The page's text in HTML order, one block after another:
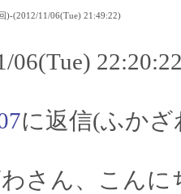
)-(2012/11/06(Tue) 21:49:22)
06(Tue)
に返信(ふか
さん、こんに